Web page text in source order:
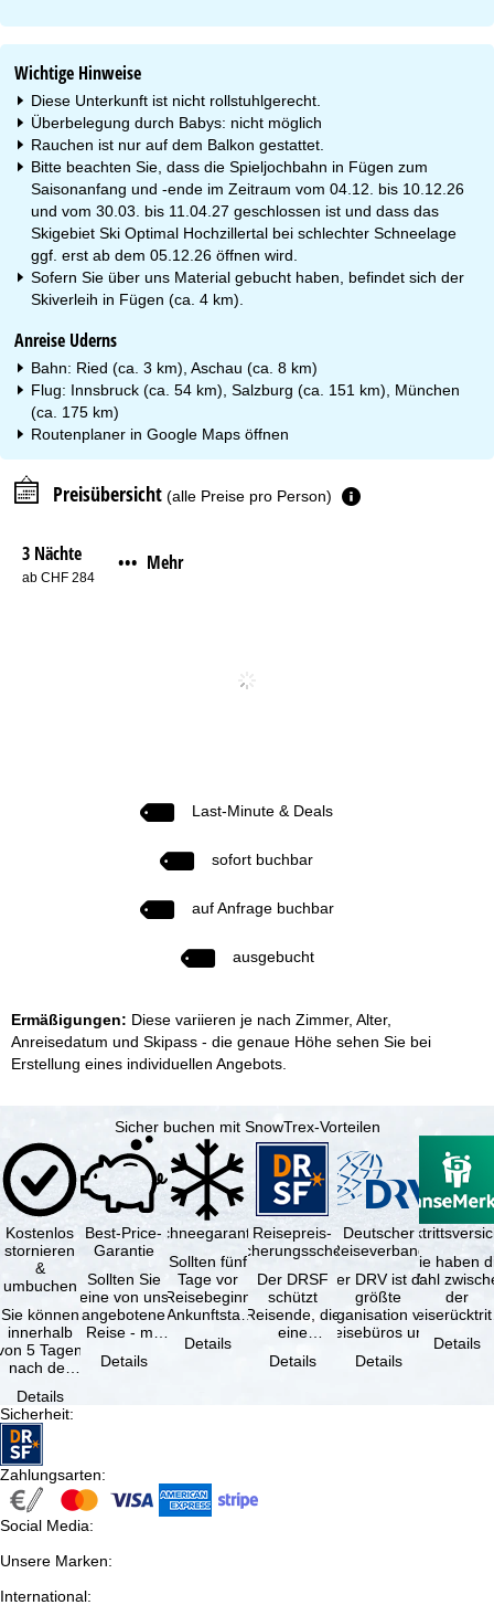
Wichtige Hinweise
Diese Unterkunft ist nicht rollstuhlgerecht.
Überbelegung durch Babys: nicht möglich
Rauchen ist nur auf dem Balkon gestattet.
Bitte beachten Sie, dass die Spieljochbahn in Fügen zum
Saisonanfang und -ende im Zeitraum vom 04.12. bis 10.12.26
und vom 30.03. bis 11.04.27 geschlossen ist und dass das
Skigebiet Ski Optimal Hochzillertal bei schlechter Schneelage
ggf. erst ab dem 05.12.26 öffnen wird.
Sofern Sie über uns Material gebucht haben, befindet sich der
Skiverleih in Fügen (ca. 4 km).
Anreise Uderns
Bahn: Ried (ca. 3 km), Aschau (ca. 8 km)
Flug: Innsbruck (ca. 54 km), Salzburg (ca. 151 km), München
(ca. 175 km)
Routenplaner inGoogle Maps öffnen
Preisübersicht (alle Preise pro Person)
3 Nächte
ab CHF 284
••• Mehr
Last-Minute & Deals
sofort buchbar
auf Anfrage buchbar
ausgebucht
Ermäßigungen: Diese variieren je nach Zimmer, Alter,
Anreisedatum und Skipass - die genaue Höhe sehen Sie bei
Erstellung eines individuellen Angebots.
Sicher buchen mit SnowTrex-Vorteilen
Kostenlos
stornieren
&
umbuchen
Sie können
innerhalb
5 Tagen
nach der
kostenfrei
…
Details
Best-Price-
Garantie
Sollten Sie
eine von uns
angebotene
Reise - mit
Leistung und
Details
Schneegarantie
Sollten fünf
Tage vor
Reisebeginn
(Ankunftstag)
aufgrund von
Schneemangel
Details
Reisepreis-
Sicherungsschein
Der DRSF
schützt
Reisende, die
eine
oder
Details
Deutscher
Reiseverband
Der DRV ist die
größte
Organisation von
Reisebüros und
Reiseveranstaltern
in …
Details
Sie haben
Wahl
der
(inklusive
Details
Sicherheit:
Zahlungsarten:
Social Media:
Unsere Marken:
International: